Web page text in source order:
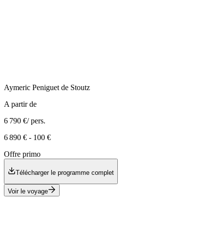
Aymeric Peniguet de Stoutz
A partir de
6 790 €/ pers.
6 890 € - 100 €
Offre primo
Télécharger le programme complet
Voir le voyage